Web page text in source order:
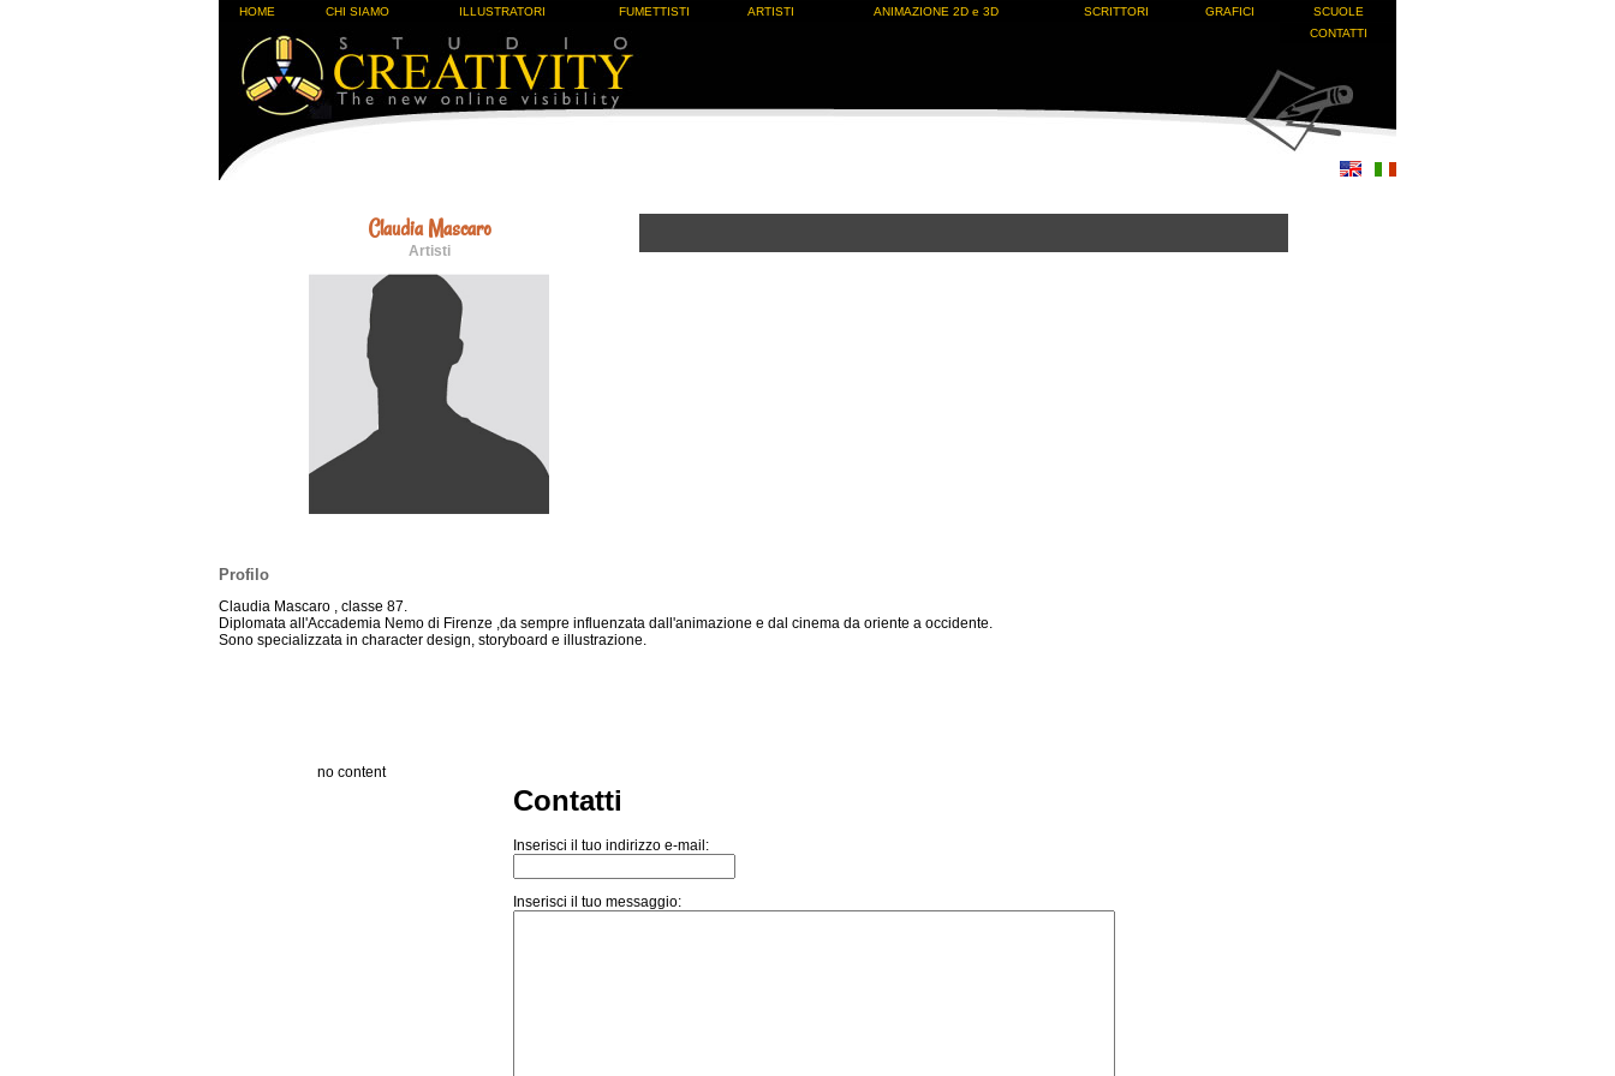
HOME CHI SIAMO ILLUSTRATORI FUMETTISTI ARTISTI ANIMAZIONE 2D e 3D SCRITTORI GRAFICI
SCUOLE
CONTATTI
Claudia Mascaro
Artisti
Profilo
Claudia Mascaro , classe 87.
Diplomata all'Accademia Nemo di Firenze ,da sempre influenzata dall'animazione e dal cinema da oriente a occidente.
Sono specializzata in character design, storyboard e illustrazione.
no content
Contatti
Inserisci il tuo indirizzo e-mail:
Inserisci il tuo messaggio: